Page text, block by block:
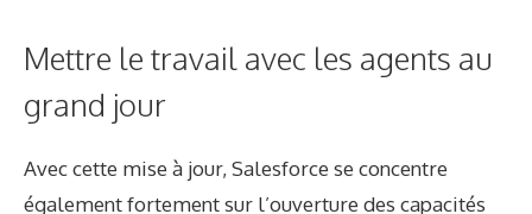
Mettre le travail avec les agents au
grand jour
Avec cette mise à jour, Salesforce se concentre
également fortement sur l’ouverture des capacités